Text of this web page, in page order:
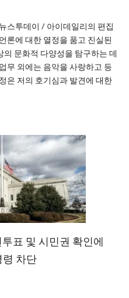
스투데이 / 아이데일리의 편집
론에 대한 열정을 품고 진실된
문화적 다양성을 탐구하는 데
무 외에는 음악을 사랑하고 등
은 저의 호기심과 발견에 대한
표 및 시민권 확인에
차단